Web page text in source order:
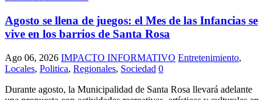
Agosto se llena de juegos: el Mes de las Infancias se
vive en los barrios de Santa Rosa
Ago 06, 2026 IMPACTO INFORMATIVO Entretenimiento,
Locales, Politica, Regionales, Sociedad 0
Durante agosto, la Municipalidad de Santa Rosa llevará adelante